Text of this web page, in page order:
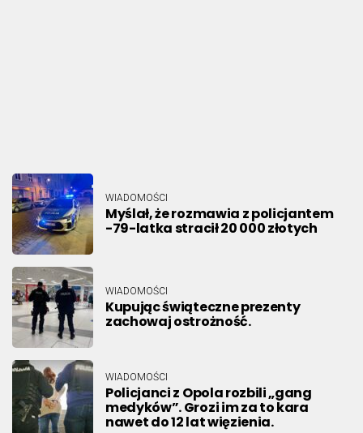
WIADOMOŚCI
Myślał, że rozmawia z policjantem
-79-latka stracił 20 000 złotych
WIADOMOŚCI
Kupując świąteczne prezenty
zachowaj ostrożność.
WIADOMOŚCI
Policjanci z Opola rozbili „gang
medyków”. Grozi im za to kara
nawet do 12 lat więzienia.